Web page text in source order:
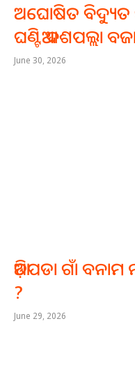
ଅଘୋଷିତ ବିଦ୍ୟୁତ
ଘଣ୍ଟିଆ ଦଶପଲ୍ଲା
June 30, 2026
ଆଡ଼ିପଡା ଗାଁ
?
June 29, 2026